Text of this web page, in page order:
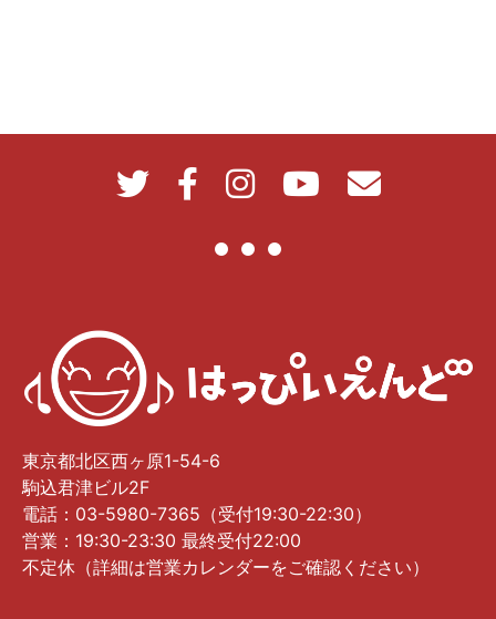
東京都北区西ヶ原1-54-6
駒込君津ビル2F
電話：03-5980-7365（受付19:30-22:30）
営業：19:30-23:30 最終受付22:00
不定休（詳細は営業カレンダーをご確認ください）